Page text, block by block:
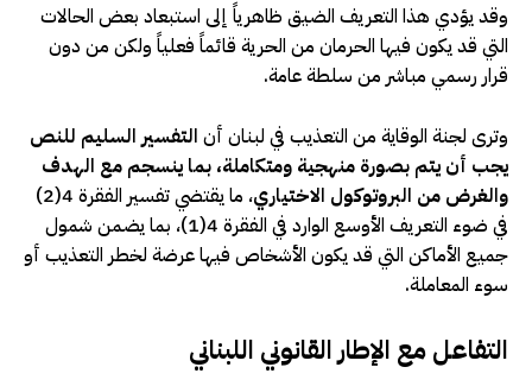
وقد يؤدي هذا التعريف الضيق ظاهرياً إلى استبعاد بعض الحالات
التي قد يكون فيها الحرمان من الحرية قائماً فعلياً ولكن من دون
قرار رسمي مباشر من سلطة عامة.
وترى لجنة الوقاية من التعذيب في لبنان أن التفسير السليم للنص
يجب أن يتم بصورة منهجية ومتكاملة، بما ينسجم مع الهدف
والغرض من البروتوكول الاختياري
، ما يقتضي تفسير الفقرة 4(2)
في ضوء التعريف الأوسع الوارد في الفقرة 4(1)، بما يضمن شمول
جميع الأماكن التي قد يكون الأشخاص فيها عرضة لخطر التعذيب أو
سوء المعاملة.
التفاعل مع الإطار القانوني اللبناني